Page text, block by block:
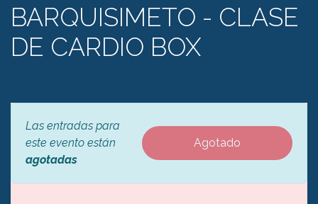
BARQUISIMETO - CLASE
DE CARDIO BOX
Las entradas para
este evento están
agotadas
Agotado